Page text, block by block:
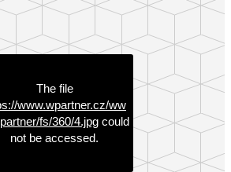
The file
www.wpartner.cz/ww
fs/360/4.jpg could
not be accessed.